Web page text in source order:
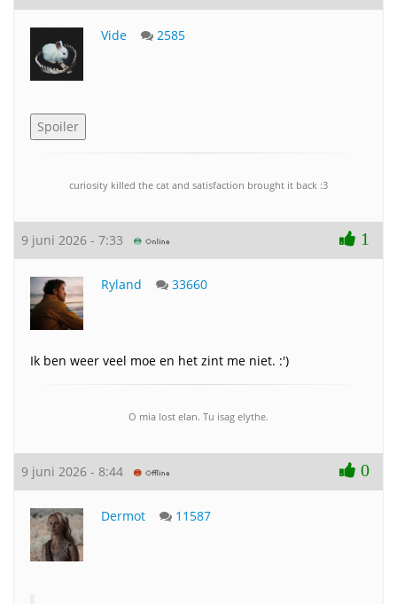
Vide 2585
curiosity killed the cat and satisfaction brought it back :3
9 juni 2026 - 7:33 1
Ryland 33660
Ik ben weer veel moe en het zint me niet. :')
O mia lost elan. Tu isag elythe.
9 juni 2026 - 8:44 0
Dermot 11587